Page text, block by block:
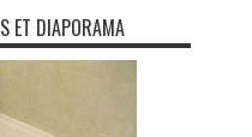
ET DIAPORAMA